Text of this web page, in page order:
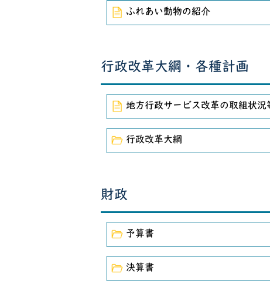
ふれあい動物の紹介
行政改革大綱・各種計画
地方行政サービス改革の取組状況
行政改革大綱
財政
予算書
決算書